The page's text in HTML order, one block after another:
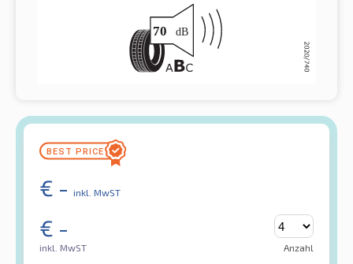
€ - inkl. MwST
€ -
inkl. MwST Anzahl